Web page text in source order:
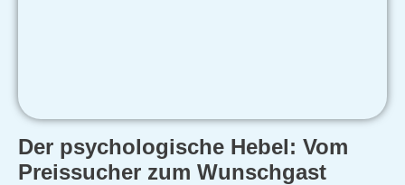
Der psychologische Hebel: Vom
Preissucher zum Wunschgast